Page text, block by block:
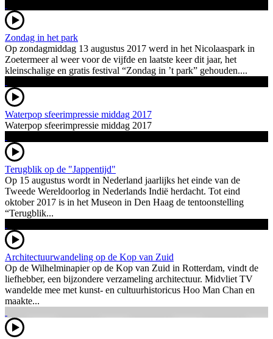
Zondag in het park
Op zondagmiddag 13 augustus 2017 werd in het Nicolaaspark in
Zoetermeer al weer voor de vijfde en laatste keer dit jaar, het
kleinschalige en gratis festival “Zondag in ’t park” gehouden....
Waterpop sfeerimpressie middag 2017
Waterpop sfeerimpressie middag 2017
Terugblik op de "Jappentijd"
Op 15 augustus wordt in Nederland jaarlijks het einde van de
Tweede Wereldoorlog in Nederlands Indië herdacht. Tot eind
oktober 2017 is in het Museon in Den Haag de tentoonstelling
“Terugblik...
Architectuurwandeling op de Kop van Zuid
Op de Wilhelminapier op de Kop van Zuid in Rotterdam, vindt de
liefhebber, een bijzondere verzameling architectuur. Midvliet TV
wandelde mee met kunst- en cultuurhistoricus Hoo Man Chan en
maakte...